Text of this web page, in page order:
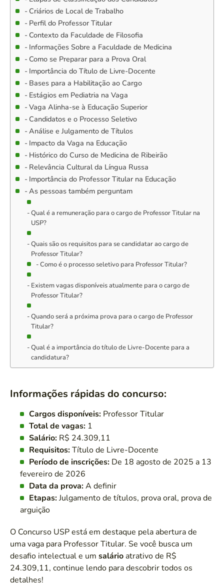
Criários de Local de Trabalho
Perfil do Professor Titular
Contexto da Faculdade de Filosofia
Informações Sobre a Faculdade de Medicina
Como se Preparar para a Prova Oral
Importância do Título de Livre-Docente
Bases para a Habilitação ao Cargo
Estágios em Pediatria na Vaga
Vaga Alinha-se à Educação Superior
Candidatos e o Processo Seletivo
Análise e Julgamento de Títulos
Impacto da Vaga na Educação
Histórico do Curso de Medicina de Ribeirão
Relevância Cultural da Língua Russa
Importância do Professor Titular na Educação
As pessoas também perguntam
Qual é a remuneração para o cargo de Professor Titular na
USP?
Quais são os requisitos para se candidatar ao cargo de
Professor Titular?
Como é o processo seletivo para Professor Titular?
Existem vagas disponíveis atualmente para o cargo de
Professor Titular?
Quando será a próxima prova para o cargo de Professor
Titular?
Qual é a importância do título de Livre-Docente para a
candidatura?
Informações rápidas do concurso:
Cargos disponíveis: Professor Titular
Total de vagas: 1
Salário: R$ 24.309,11
Requisitos:Título de Livre-Docente
Período de inscrições: De 18 agosto de 2025 a 13
fevereiro de 2026
Data da prova:A definir
Etapas:Julgamento de títulos, prova oral, prova de
arguição
O Concurso USP está em destaque pela abertura de
uma vaga para Professor Titular. Se você busca um
desafio intelectual e um salário atrativo de R$
24.309,11, continue lendo para descobrir todos os
detalhes!